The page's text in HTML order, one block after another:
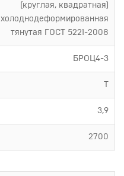
(круглая, квадратная)
холоднодеформированная
тянутая ГОСТ 5221-2008
БРОЦ4-3
3,9
2700